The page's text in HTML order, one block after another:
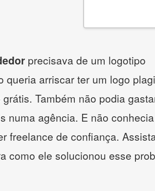
precisava de um logotipo
queria arriscar ter um logo
Também não podia
numa agência. E não conhecia
freelance de confiança.
como ele solucionou esse